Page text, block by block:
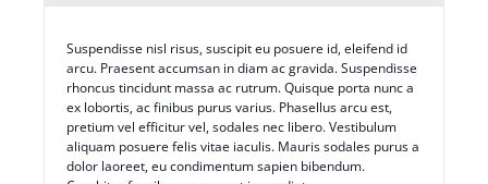
Suspendisse nisl risus, suscipit eu posuere id, eleifend id
arcu. Praesent accumsan in diam ac gravida. Suspendisse
rhoncus tincidunt massa ac rutrum. Quisque porta nunc a
ex lobortis, ac finibus purus varius. Phasellus arcu est,
pretium vel efficitur vel, sodales nec libero. Vestibulum
aliquam posuere felis vitae iaculis. Mauris sodales purus a
dolor laoreet, eu condimentum sapien bibendum.